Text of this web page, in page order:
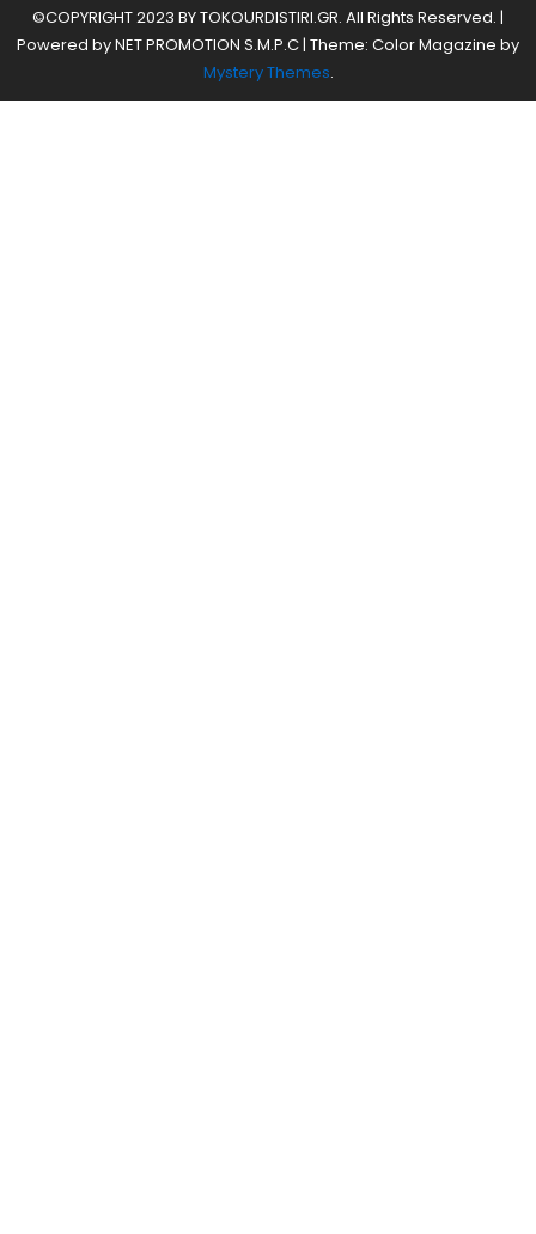
©COPYRIGHT 2023 BY TOKOURDISTIRI.GR. All Rights Reserved. |
Powered by NET PROMOTION S.M.P.C| Theme: Color Magazine by
Mystery Themes.